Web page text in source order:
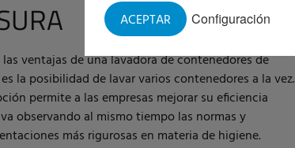
Configuración
ACEPTAR
las ventajas de una lavadora de contenedores de
la posibilidad de lavar varios contenedores a la vez.
permite a las empresas mejorar su eficiencia
observando al mismo tiempo las normas y
más rigurosas en materia de higiene.